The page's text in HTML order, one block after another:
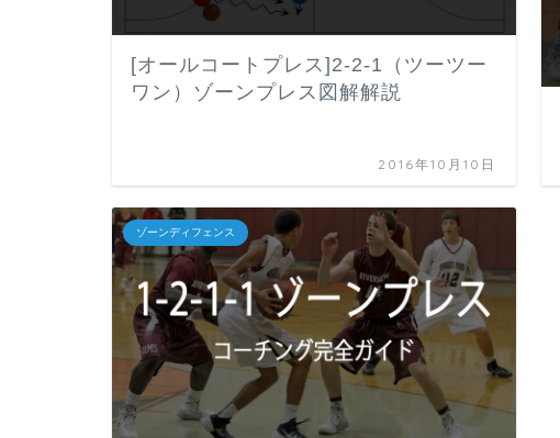
[オールコートプレス]2-2-1（ツーツー
ワン）ゾーンプレス図解解説
2016年10月10日
ゾーンディフェンス